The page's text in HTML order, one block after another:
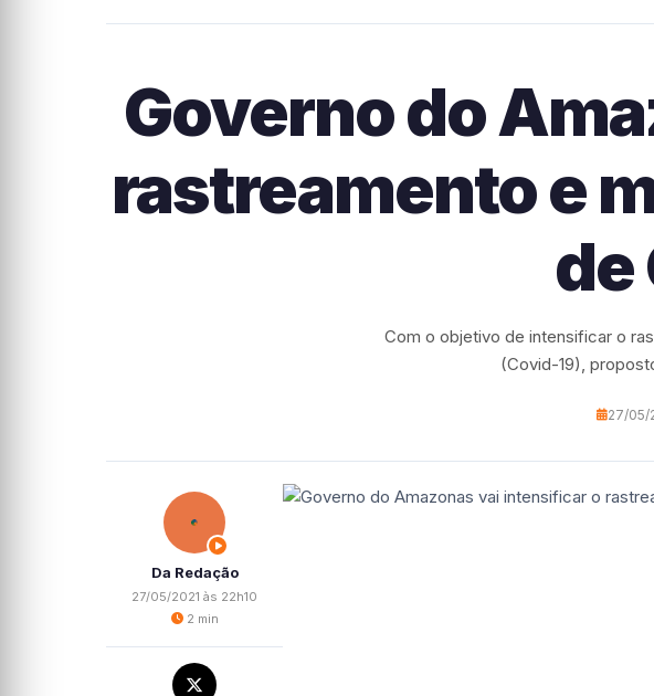
Governo do
rastreamento e
de
Com o objetivo de intensificar o
(Covid-19),
27/05/
Da Redação
27/05/2021 às 22h10
2 min